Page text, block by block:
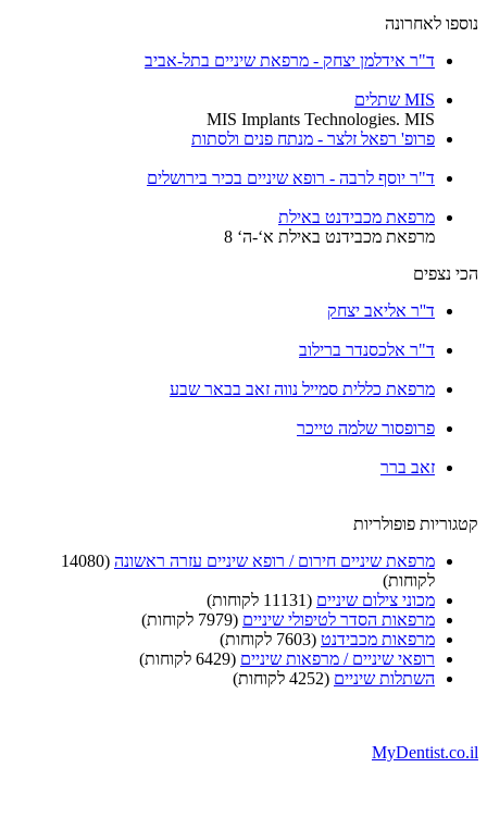
לאחרונה
ד"ר אידלמן יצחק - מרפאת שיניים בתל-אביב
MIS שתלים
MIS Implants Technologies. MIS
פרופ' רפאל זלצר - מנתח פנים ולסתות
ד"ר יוסף לרבה - רופא שיניים בכיר בירושלים
מרפאת מכבידנט באילת
מרפאת מכבידנט באילת א‘-ה‘ 8
נצפים
ד''ר אליאב יצחק
ד"ר אלכסנדר ברילוב
מרפאת כללית סמייל נווה זאב בבאר שבע
פרופסור שלמה טייכר
זאב ברר
פופולריות
מרפאת שיניים חירום / רופא שיניים עזרה ראשונה (14080
לקוחות)
מכוני צילום שיניים (11131 לקוחות)
מרפאות הסדר לטיפולי שיניים (7979 לקוחות)
מרפאות מכבידנט (7603 לקוחות)
רופאי שיניים / מרפאות שיניים (6429 לקוחות)
השתלות שיניים (4252 לקוחות)